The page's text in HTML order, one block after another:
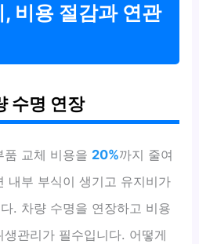
비용 절감과 연관
수명 연장
품 교체 비용을 20%까지 줄여
내부 부식이 생기고 유지비가
. 차량 수명을 연장하고 비용
관리가 필수입니다. 어떻게